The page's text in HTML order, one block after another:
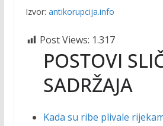
Izvor: antikorupcija.info
Post Views: 1.317
POSTOVI
SADRŽAJA
Kada su ribe plivale